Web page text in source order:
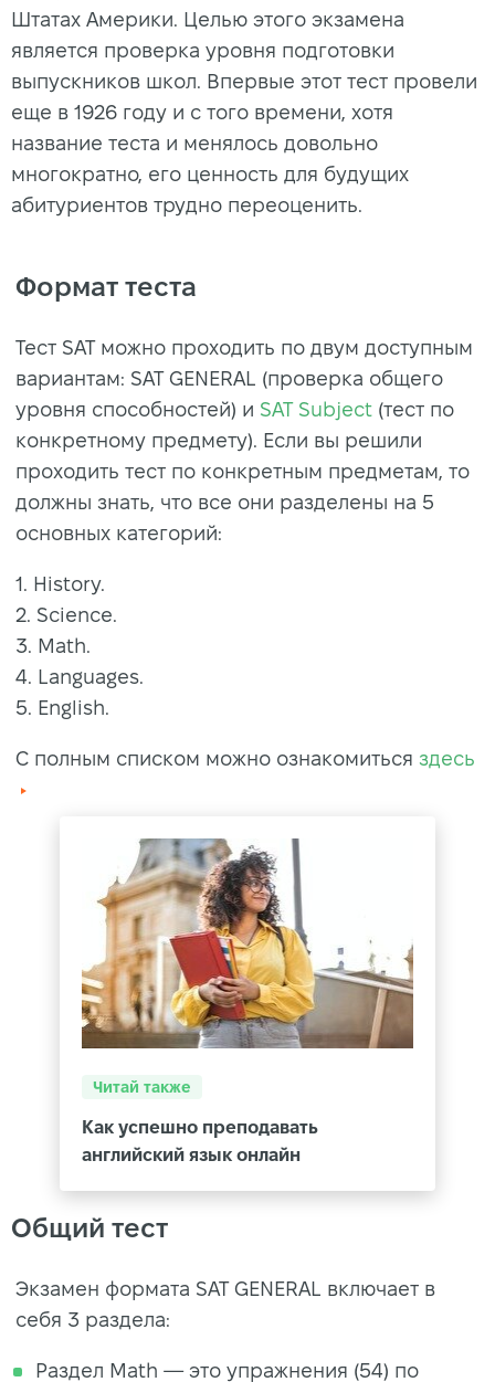
Штатах Америки. Целью этого экзамена
является проверка уровня подготовки
выпускников школ. Впервые этот тест провели
еще в 1926 году и с того времени, хотя
название теста и менялось довольно
многократно, его ценность для будущих
абитуриентов трудно переоценить.
Формат теста
Тест SAT можно проходить по двум доступным
вариантам: SAT GENERAL (проверка общего
уровня способностей) и SAT Subject (тест по
конкретному предмету). Если вы решили
проходить тест по конкретным предметам, то
должны знать, что все они разделены на 5
основных категорий:
1. History.
2. Science.
3. Math.
4. Languages.
5. English.
С полным списком можно ознакомиться здесь
Читай также
Как успешно преподавать
английский язык онлайн
Общий тест
Экзамен формата SAT GENERAL включает в
себя 3 раздела:
Раздел Math — это упражнения (54) по